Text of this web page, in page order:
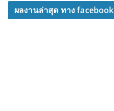
ผลงานล่าสุด ทาง facebook